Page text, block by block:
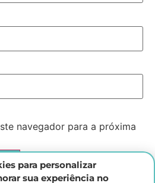
navegador para a próxima
para personalizar
sua experiência no